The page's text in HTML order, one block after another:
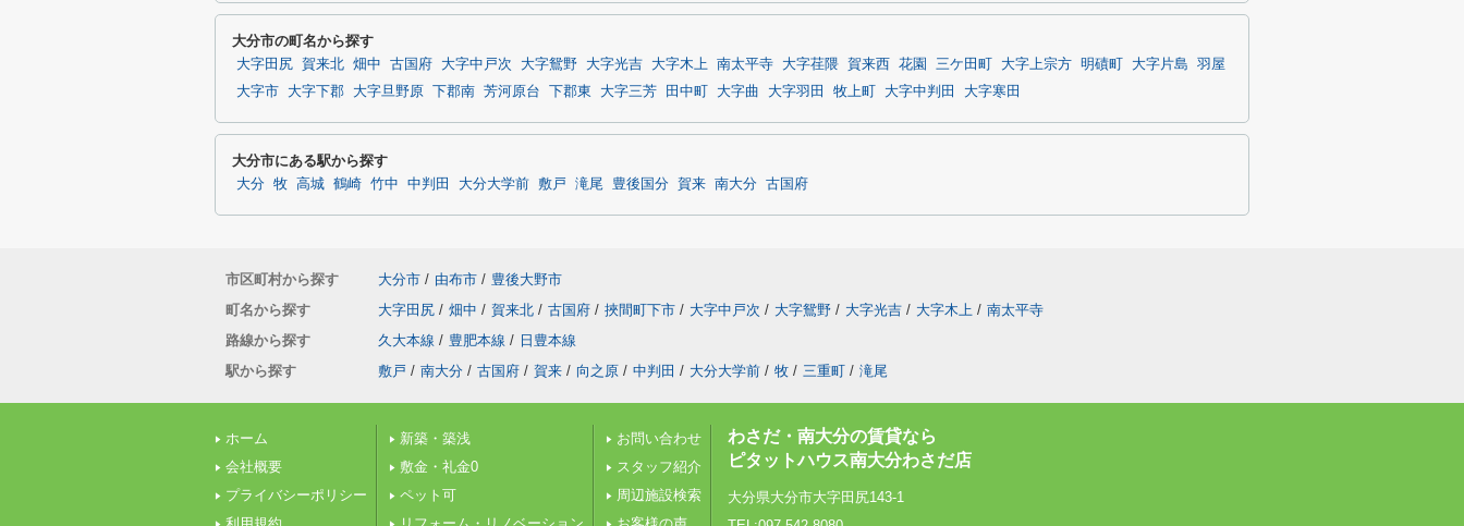
大分市の町名から探す
大字田尻 賀来北 畑中 古国府 大字中戸次 大字鴛野 大字光吉 大字木上 南太平寺 大字荏隈 賀来西 花園 三ケ田町 大字上宗方 明磧町 大字片島
羽屋
大字市
大字下郡 大字旦野原 下郡南 芳河原台 下郡東 大字三芳 田中町 大字曲 大字羽田 牧上町 大字中判田 大字寒田
大分市にある駅から探す
大分 牧 高城 鶴崎 竹中 中判田 大分大学前 敷戸 滝尾 豊後国分 賀来 南大分 古国府
市区町村から探す 大分市 / 由布市 / 豊後大野市
町名から探す
大字田尻 / 畑中 / 賀来北 / 古国府 / 挾間町下市 / 大字中戸次 / 大字鴛野 / 大字光吉 / 大字木上 / 南太平寺
路線から探す
久大本線 / 豊肥本線 / 日豊本線
駅から探す
敷戸 / 南大分 / 古国府 / 賀来 / 向之原 / 中判田 / 大分大学前 / 牧 / 三重町 / 滝尾
ホーム
会社概要
プライバシーポリシー
新築・築浅
敷金・礼金0
ペット可
お問い合わせ
スタッフ紹介
周辺施設検索
わさだ・南大分の賃貸なら
ピタットハウス南大分わさだ店
大分県大分市大字田尻143-1